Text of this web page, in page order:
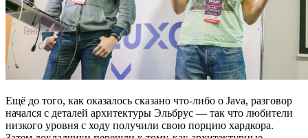
Ещё до того, как оказалось сказано что-либо о Java, разговор
начался с деталей архитектуры Эльбрус — так что любители
низкого уровня с ходу получили свою порцию хардкора.